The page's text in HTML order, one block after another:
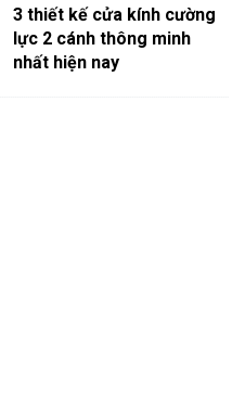
3 thiết kế cửa kính cường
lực 2 cánh thông minh
nhất hiện nay